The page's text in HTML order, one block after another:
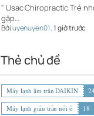
" Usac Chiropractic Trẻ
gặp…
Bởiuyenuyen01,1 giờ trước
Thẻ chủ đề
Máy lạnh âm trần DAIKIN
24
Máy lạnh giấu trần nối ố
18